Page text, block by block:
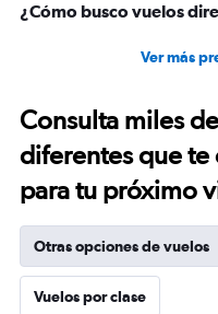
¿Cómo busco vuelos
Ver más
Consulta miles
diferentes que
para tu próximo
Otras opciones de vuelos
Vuelos por clase